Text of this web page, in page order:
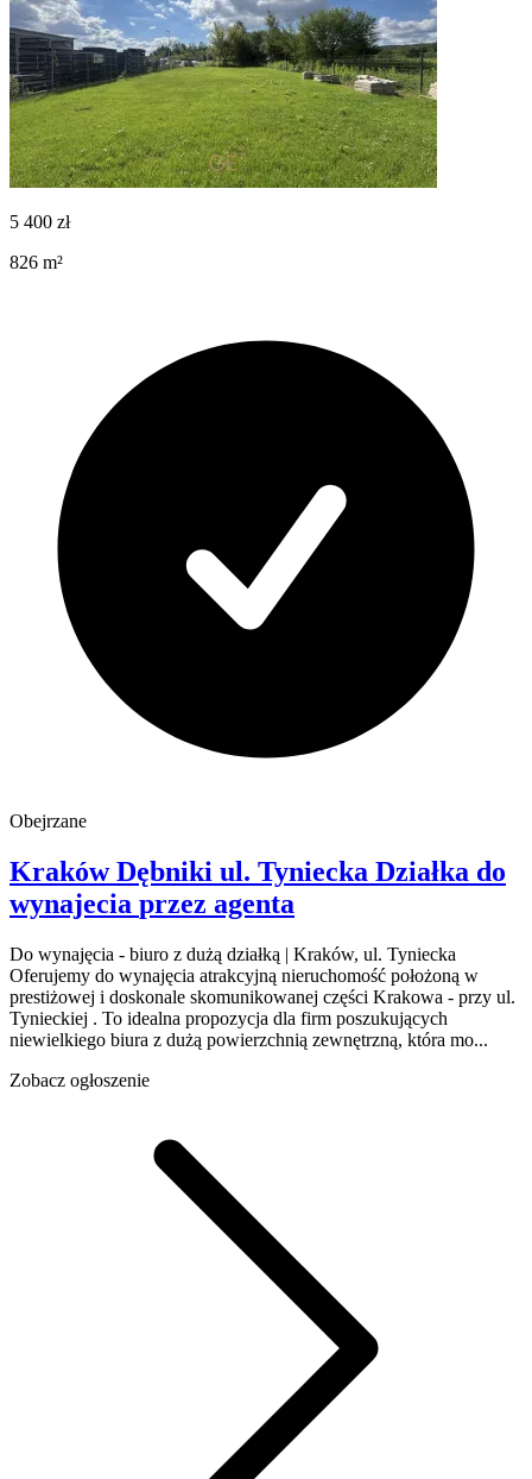
5 400 zł
826 m²
Obejrzane
Kraków Dębniki ul. Tyniecka Działka do
wynajecia przez agenta
Do wynajęcia - biuro z dużą działką | Kraków, ul. Tyniecka
Oferujemy do wynajęcia atrakcyjną nieruchomość położoną w
prestiżowej i doskonale skomunikowanej części Krakowa - przy ul.
Tynieckiej . To idealna propozycja dla firm poszukujących
niewielkiego biura z dużą powierzchnią zewnętrzną, która mo...
Zobacz ogłoszenie